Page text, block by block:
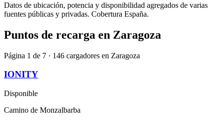
Datos de ubicación, potencia y disponibilidad agregados de varias
fuentes públicas y privadas. Cobertura España.
Puntos de recarga en Zaragoza
Página 1 de 7 · 146 cargadores en Zaragoza
IONITY
Disponible
Camino de Monzalbarba